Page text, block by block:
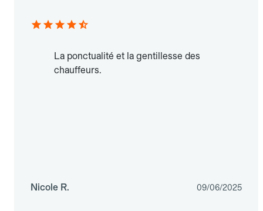
La ponctualité et la gentillesse des
chauffeurs.
Nicole R. 09/06/2025